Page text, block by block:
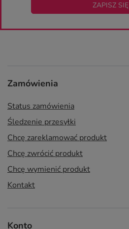
ZAPISZ SIĘ
Zamówienia
Status zamówienia
Śledzenie przesyłki
Chcę zareklamować produkt
Chcę zwrócić produkt
Chcę wymienić produkt
Kontakt
Konto